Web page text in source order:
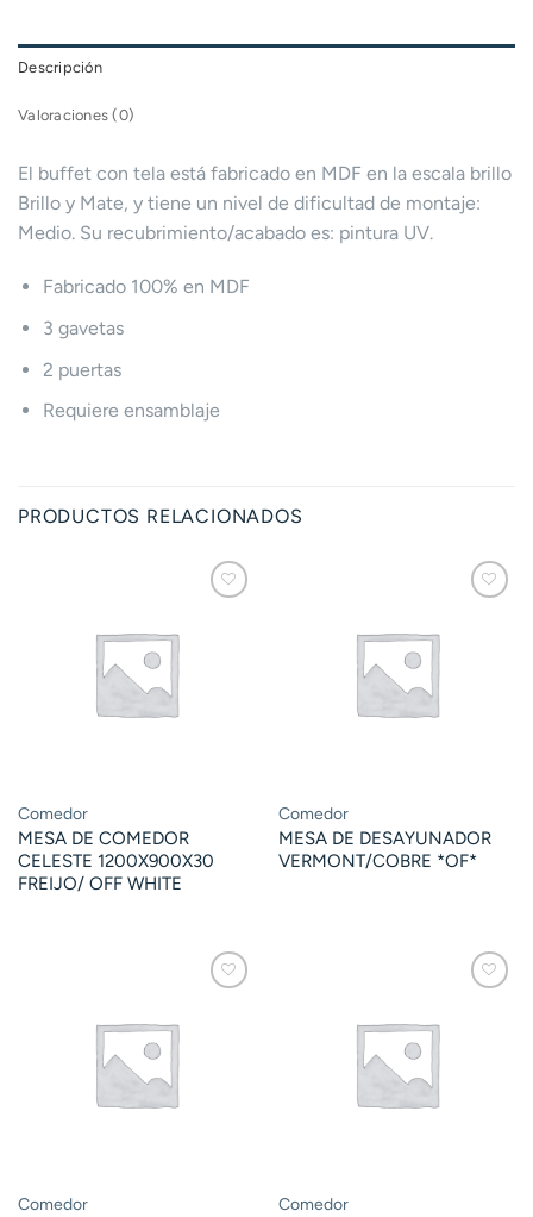
Descripción
Valoraciones (0)
El buffet con tela está fabricado en MDF en la escala brillo
Brillo y Mate, y tiene un nivel de dificultad de montaje:
Medio. Su recubrimiento/acabado es: pintura UV.
Fabricado 100% en MDF
3 gavetas
2 puertas
Requiere ensamblaje
PRODUCTOS RELACIONADOS
Comedor
MESA DE COMEDOR
CELESTE 1200X900X30
FREIJO/ OFF WHITE
Comedor
MESA DE DESAYUNADOR
VERMONT/COBRE *OF*
Comedor Comedor